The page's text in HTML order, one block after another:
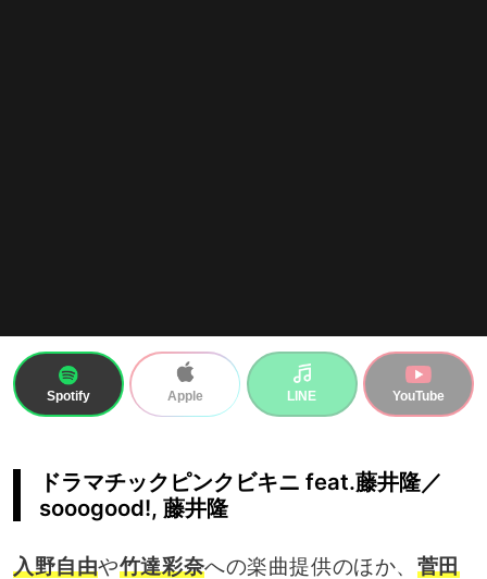
Spotify Apple LINE YouTube
ドラマチックピンクビキニ feat.藤井隆／
sooogood!, 藤井隆
入野自由や竹達彩奈への楽曲提供のほか、 菅田